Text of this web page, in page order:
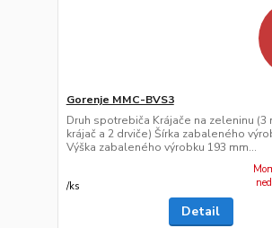
Gorenje MMC-BVS3
Druh spotrebiča Krájače na zeleninu (3
krájač a 2 drviče) Šírka zabaleného
Výška zabaleného výrobku 193 mm...
/ks
Detail